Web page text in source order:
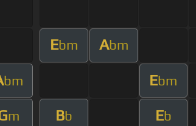
Ebm Abm
bm Ebm
m Bb Eb